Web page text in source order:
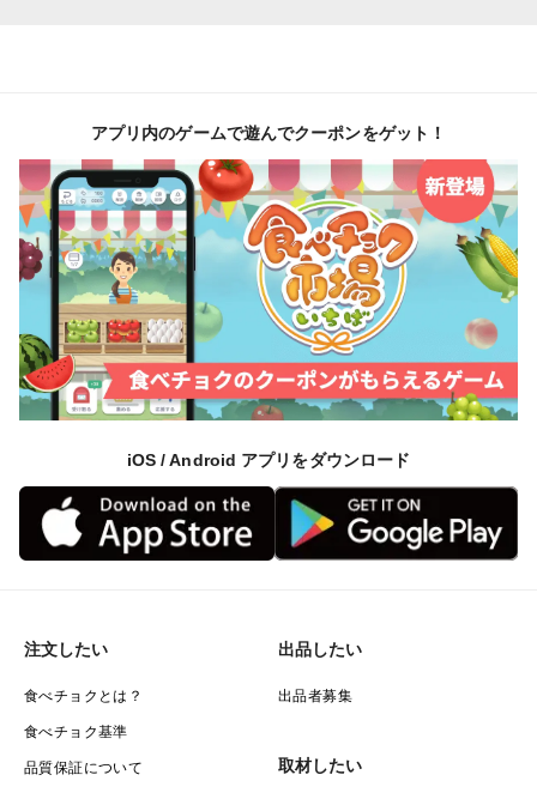
アプリ内のゲームで遊んでクーポンをゲット！
iOS / Android アプリをダウンロード
注文したい
食べチョクとは？
食べチョク基準
品質保証について
出品したい
出品者募集
取材したい